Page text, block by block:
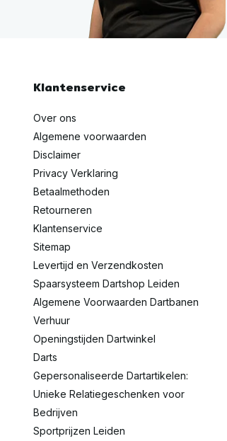
Klantenservice
Over ons
Algemene voorwaarden
Disclaimer
Privacy Verklaring
Betaalmethoden
Retourneren
Klantenservice
Sitemap
Levertijd en Verzendkosten
Spaarsysteem Dartshop Leiden
Algemene Voorwaarden Dartbanen
Verhuur
Openingstijden Dartwinkel
Darts
Gepersonaliseerde Dartartikelen:
Unieke Relatiegeschenken voor
Bedrijven
Sportprijzen Leiden